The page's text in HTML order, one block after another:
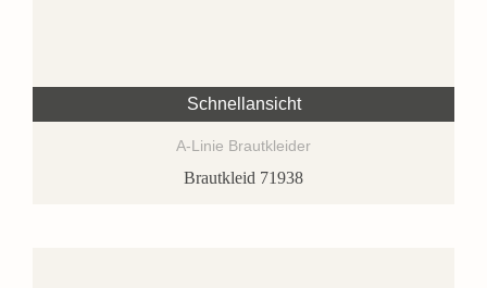
Schnellansicht
A-Linie Brautkleider
Brautkleid 71938